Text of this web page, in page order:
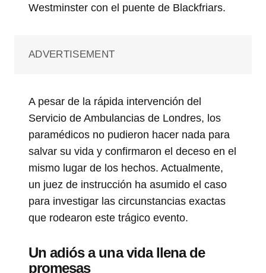
Westminster con el puente de Blackfriars.
ADVERTISEMENT
A pesar de la rápida intervención del
Servicio de Ambulancias de Londres, los
paramédicos no pudieron hacer nada para
salvar su vida y confirmaron el deceso en el
mismo lugar de los hechos. Actualmente,
un juez de instrucción ha asumido el caso
para investigar las circunstancias exactas
que rodearon este trágico evento.
Un adiós a una vida llena de
promesas